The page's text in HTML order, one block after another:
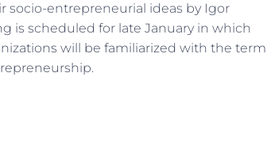
socio-entrepreneurial ideas by Igor
is scheduled for late January in which
will be familiarized with the term